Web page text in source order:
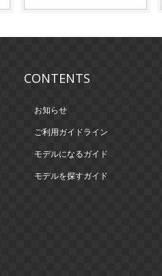
CONTENTS
お知らせ
ご利用ガイドライン
モデルになるガイド
モデルを探すガイド